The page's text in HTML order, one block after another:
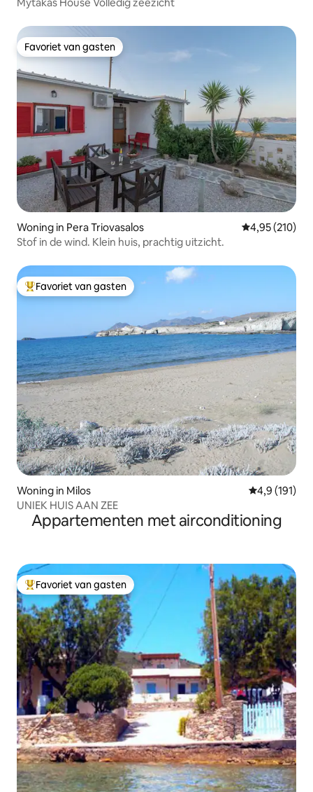
Favoriet van gasten
Favoriet van gasten
Woning in Pera Triovasalos Gemiddelde
4,95 (210)
Stof in de wind. Klein huis, prachtig uitzicht.
Topfavoriet van gasten
Favoriet van gasten
Woning in Milos Gemiddelde
4,9 (191)
UNIEK HUIS AAN ZEE
Appartementen met airconditioning
Topfavoriet van gasten
Favoriet van gasten